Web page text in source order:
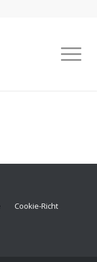
Cookie-Richtlinie (EU)